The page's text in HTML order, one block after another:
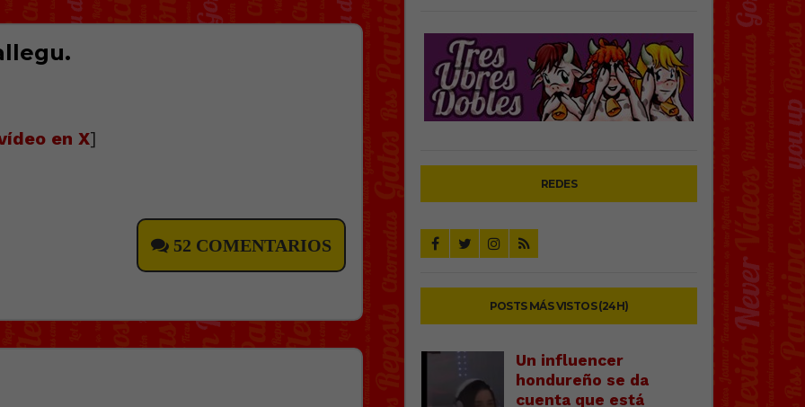
en X]
52 COMENTARIOS
REDES
POSTS MÁS VISTOS (24H)
Un influencer
hondureño se da
cuenta que está